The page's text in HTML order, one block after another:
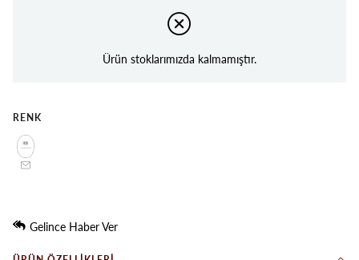
Ürün stoklarımızda kalmamıştır.
RENK
Gelince Haber Ver